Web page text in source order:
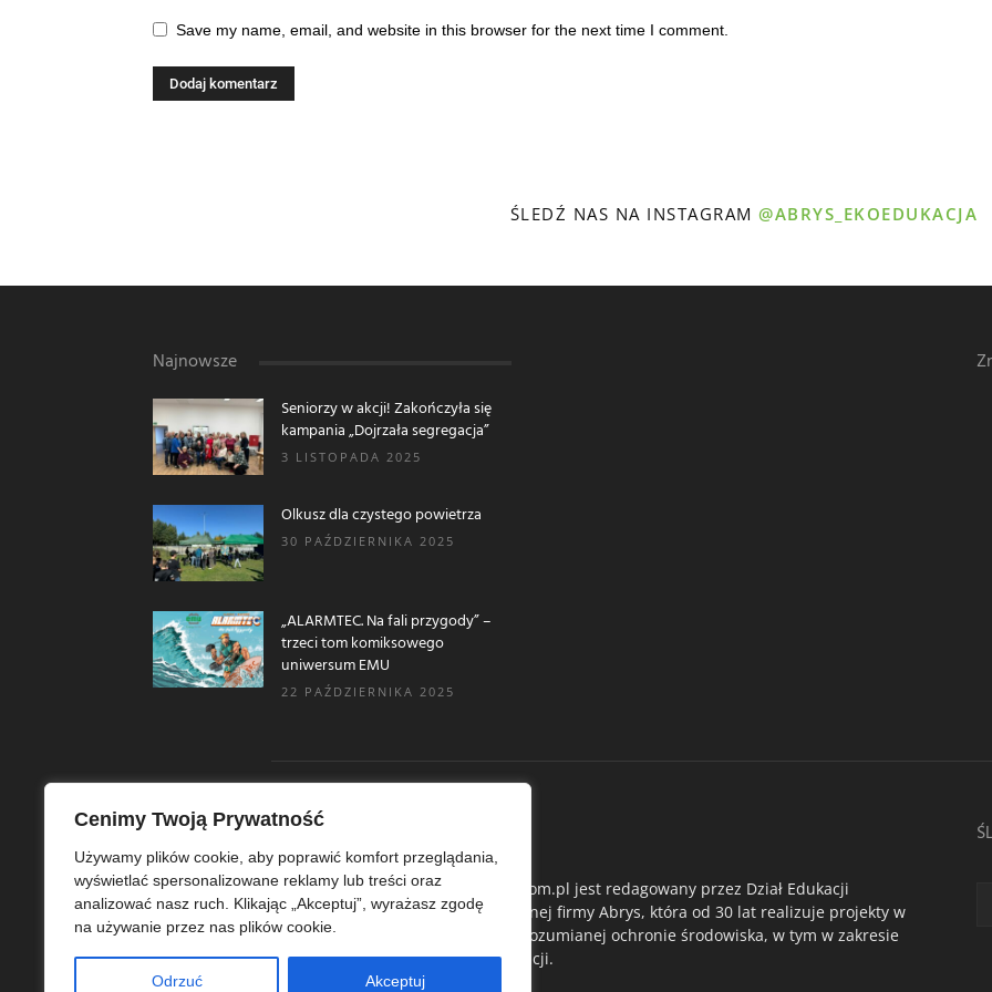
Cenimy Twoją Prywatność
Używamy plików cookie, aby poprawić komfort przeglądania,
wyświetlać spersonalizowane reklamy lub treści oraz
analizować nasz ruch. Klikając „Akceptuj”, wyrażasz zgodę
na używanie przez nas plików cookie.
Odrzuć Akceptuj
Save my name, email, and website in this browser for the next time I comment.
ŚLEDŹ NAS NA INSTAGRAM@ABRYS_EKOEDUKACJA
Najnowsze
Seniorzy w akcji! Zakończyła się
kampania „Dojrzała segregacja”
3 LISTOPADA 2025
Olkusz dla czystego powietrza
30 PAŹDZIERNIKA 2025
„ALARMTEC. Na fali przygody” –
trzeci tom komiksowego
uniwersum EMU
22 PAŹDZIERNIKA 2025
Ekoedu.com.pl jest redagowany przez Dział Edukacji
Ekologicznej firmy Abrys, która od 30 lat realizuje projekty w
szeroko rozumianej ochronie środowiska, w tym w zakresie
ekoedukacji.